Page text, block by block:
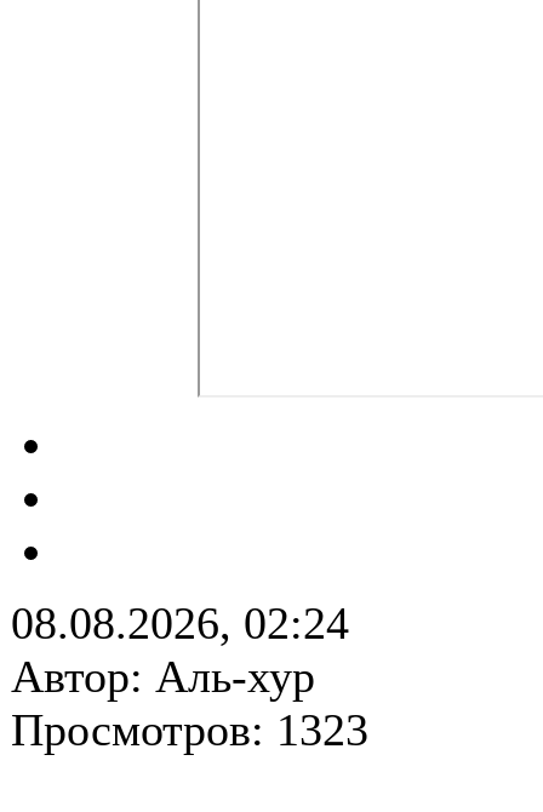
08.08.2026, 02:24
Автор: Аль-хур
Просмотров: 1323